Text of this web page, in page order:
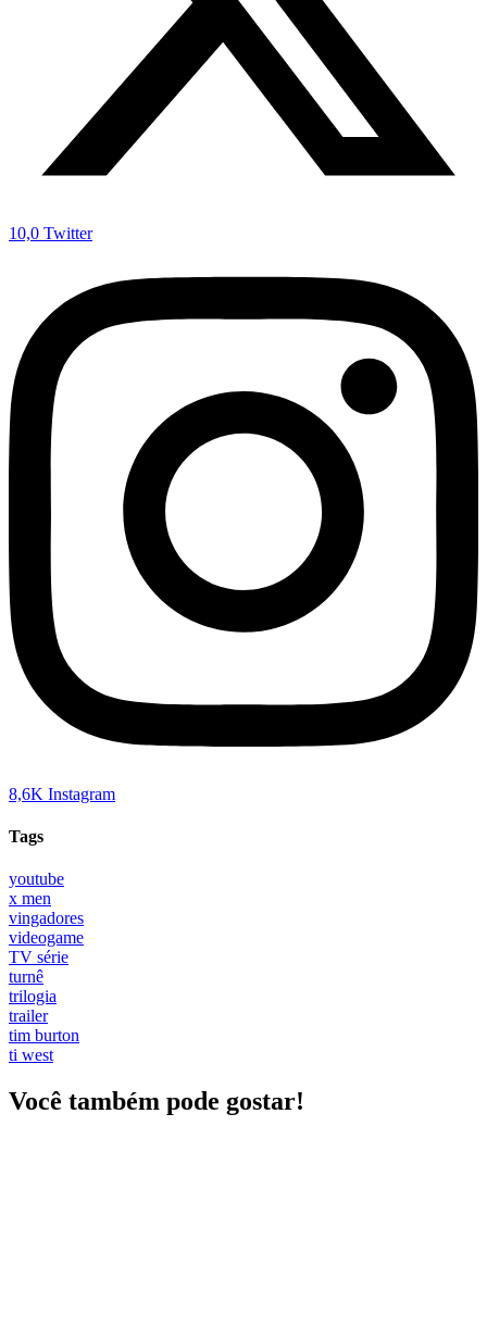
10,0 Twitter
8,6K Instagram
Tags
youtube
x men
vingadores
videogame
TV série
turnê
trilogia
trailer
tim burton
ti west
Você também pode gostar!